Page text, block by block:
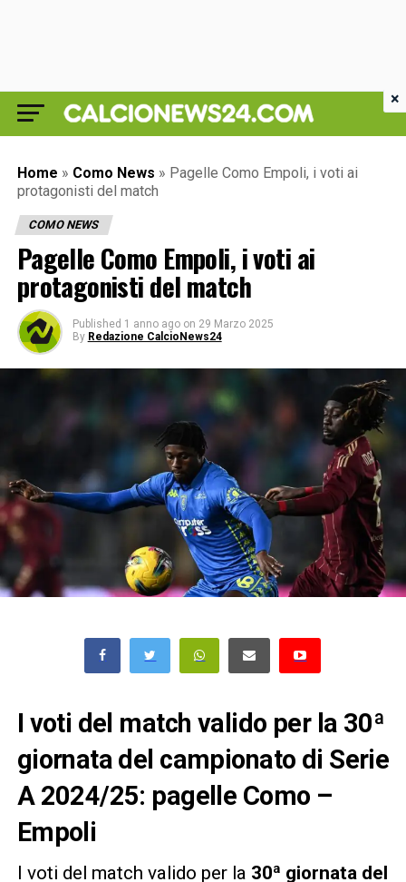
Home » Como News » Pagelle Como Empoli, i voti ai
protagonisti del match
COMO NEWS
Pagelle Como Empoli, i voti ai
protagonisti del match
Published 1 anno ago on 29 Marzo 2025
By Redazione CalcioNews24
I voti del match valido per la 30ª
giornata del campionato di Serie
A 2024/25: pagelle Como –
Empoli
I voti del match valido per la 30ª giornata del
×